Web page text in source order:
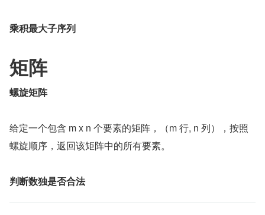
乘积最大子序列
矩阵
螺旋矩阵
给定一个包含 m x n 个要素的矩阵，（m 行, n 列），按照
螺旋顺序，返回该矩阵中的所有要素。
判断数独是否合法